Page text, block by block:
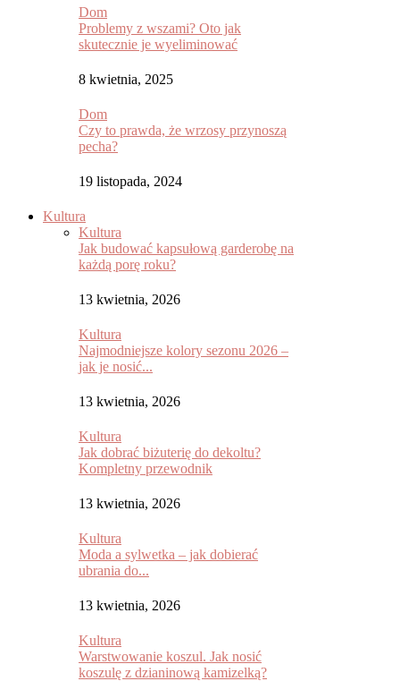
Dom
Problemy z wszami? Oto jak
skutecznie je wyeliminować
8 kwietnia, 2025
Dom
Czy to prawda, że wrzosy przynoszą
pecha?
19 listopada, 2024
Kultura
Kultura
Jak budować kapsułową garderobę na
każdą porę roku?
13 kwietnia, 2026
Kultura
Najmodniejsze kolory sezonu 2026 –
jak je nosić...
13 kwietnia, 2026
Kultura
Jak dobrać biżuterię do dekoltu?
Kompletny przewodnik
13 kwietnia, 2026
Kultura
Moda a sylwetka – jak dobierać
ubrania do...
13 kwietnia, 2026
Kultura
Warstwowanie koszul. Jak nosić
koszulę z dzianinową kamizelką?